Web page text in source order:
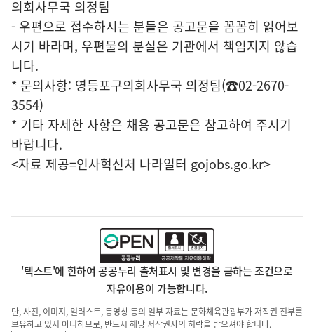
의회사무국 의정팀
- 우편으로 접수하시는 분들은 공고문을 꼼꼼히 읽어보
시기 바라며, 우편물의 분실은 기관에서 책임지지 않습
니다.
* 문의사항: 영등포구의회사무국 의정팀(☎02-2670-
3554)
* 기타 자세한 사항은 채용 공고문은 참고하여 주시기
바랍니다.
<자료 제공=인사혁신처 나라일터 gojobs.go.kr>
'텍스트'에 한하여 공공누리 출처표시 및 변경을 금하는 조건으로
자유이용이 가능합니다.
단, 사진, 이미지, 일러스트, 동영상 등의 일부 자료는 문화체육관광부가 저작권 전부를
보유하고 있지 아니하므로, 반드시 해당 저작권자의 허락을 받으셔야 합니다.